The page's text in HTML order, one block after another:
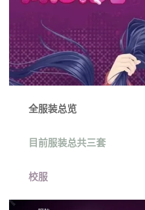
全服装总览
目前服装总共三套
校服